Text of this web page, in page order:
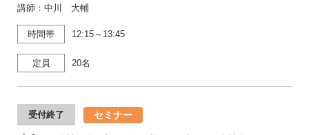
講師：中川 大輔
時間帯 12:15～13:45
定員 20名
受付終了 セミナー